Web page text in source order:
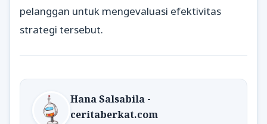
pelanggan untuk mengevaluasi efektivitas
strategi tersebut.
Hana Salsabila -
ceritaberkat.com